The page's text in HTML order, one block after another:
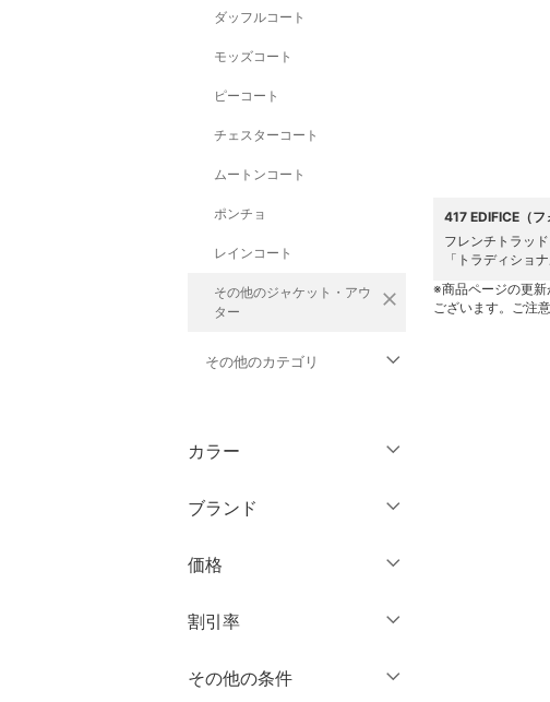
ダッフルコート
モッズコート
ピーコート
チェスターコート
ムートンコート
ポンチョ
レインコート
その他のジャケット・アウ
ター
close
その他のカテゴリ
パンツ
ワンピース・ドレス
スカート
オールインワン・オーバ
バッグ
カラー
クリア
ブランド
価格
絞り込み
割引率
％OFF～ ％OFF
その他の条件
417 EDIFICE（フ
フレンチトラッ
「トラディショ
※商品ページの更
ございます。ご注意